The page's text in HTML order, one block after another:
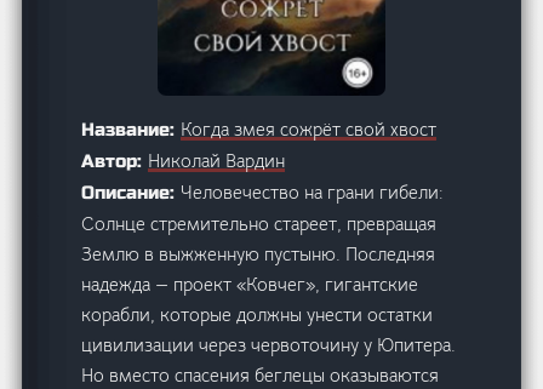
Название: Когда змея сожрёт свой хвост
Автор: Николай Вардин
Описание: Человечество на грани гибели:
Солнце стремительно стареет, превращая
Землю в выжженную пустыню. Последняя
надежда — проект «Ковчег», гигантские
корабли, которые должны унести остатки
цивилизации через червоточину у Юпитера.
Но вместо спасения беглецы оказываются